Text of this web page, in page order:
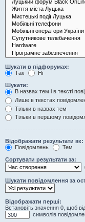
Шукати в підфорумах:
Так
Ні
Шукати:
В назвах тем і в тексті
Лише в текстах
Тільки в назвах тем
Тільки в першому
Відображати результати як:
Повідомлень
Тем
Сортувати результати за:
Шукати повідомлення за
Відображати перші:
Встановіть значення 0, щоб
символів